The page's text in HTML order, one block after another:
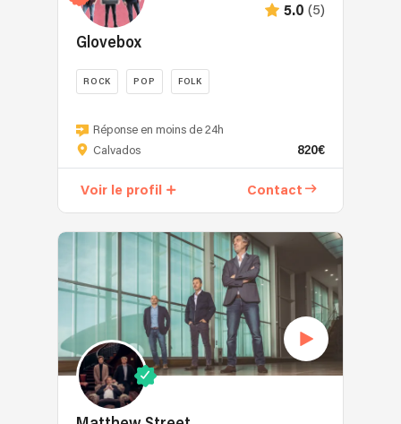
5.0 (5)
Glovebox
ROCK POP FOLK
rock
et
pop
des
Réponse en moins de 24h
Calvados
820€
Voir le profil Contact